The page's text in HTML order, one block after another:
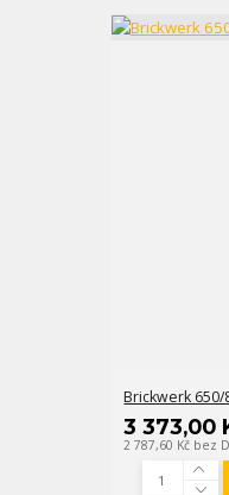
Brickwerk
3 373,00
2 787,60 Kč bez